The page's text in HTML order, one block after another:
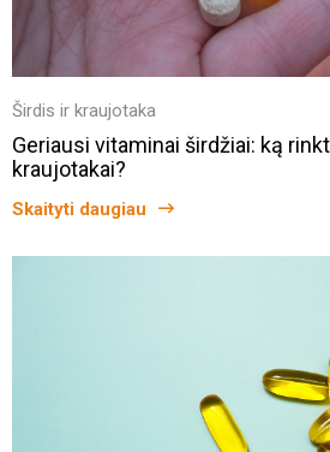
Širdis ir kraujotaka
Geriausi vitaminai širdžiai: ką
kraujotakai?
Skaityti daugiau